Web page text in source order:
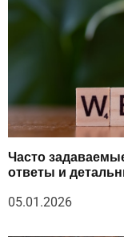
Часто
ответы и
05.01.2026